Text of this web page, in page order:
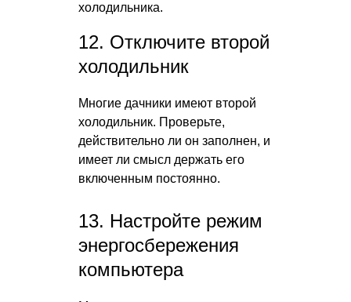
холодильника.
12. Отключите второй
холодильник
Многие дачники имеют второй
холодильник. Проверьте,
действительно ли он заполнен, и
имеет ли смысл держать его
включенным постоянно.
13. Настройте режим
энергосбережения
компьютера